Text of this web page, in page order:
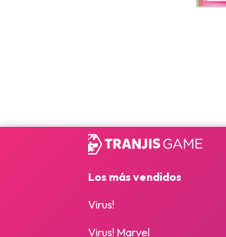
Los más vendidos
Virus!
Virus! Marvel